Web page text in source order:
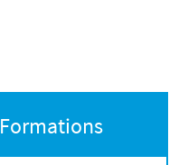
Formations